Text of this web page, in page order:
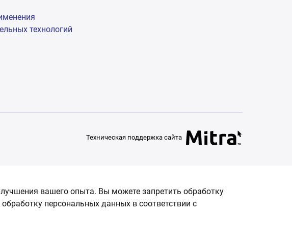
технологий
Техническая поддержка сайта
вашего опыта. Вы можете запретить обработку
персональных данных в соответствии с